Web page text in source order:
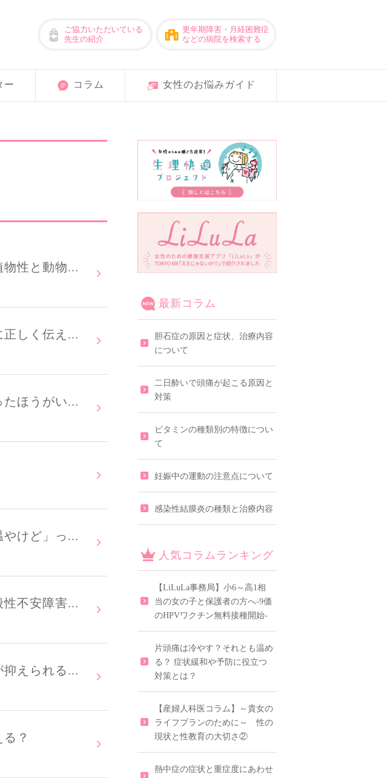
ご協力いただいている
先生の紹介
更年期障害・月経困難症
などの病院を検索する
ー コラム 女性のお悩みガイド
性と動物...
しく伝え...
たほうがい...
けど」っ...
不安障害...
えられる...
？
最新コラム
胆石症の原因と症状、治療内容
について
二日酔いで頭痛が起こる原因と
対策
ビタミンの種類別の特徴につい
て
妊娠中の運動の注意点について
感染性結膜炎の種類と治療内容
人気コラムランキング
【LiLuLa事務局】小6～高1相
当の女の子と保護者の方へ-9価
のHPVワクチン無料接種開始-
片頭痛は冷やす？それとも温め
る？ 症状緩和や予防に役立つ
対策とは？
【産婦人科医コラム】～貴女の
ライフプランのために～ 性の
現状と性教育の大切さ②
熱中症の症状と重症度にあわせ